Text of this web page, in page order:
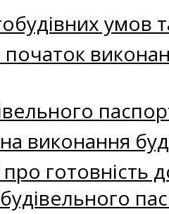
виконання
готовність